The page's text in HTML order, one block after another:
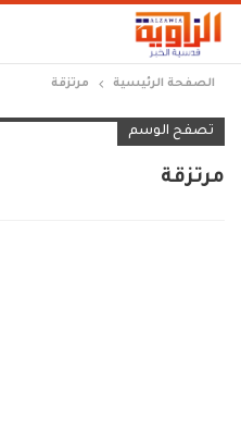
الصفحة الرئيسية مرتزقة
تصفح الوسم
مرتزقة